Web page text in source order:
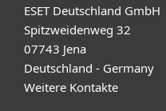
ESET Deutschland GmbH
Spitzweidenweg 32
07743 Jena
Deutschland - Germany
Weitere Kontakte